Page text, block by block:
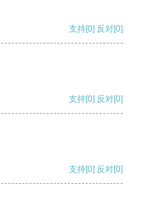
支持[0] 反对[0]
支持[0] 反对[0]
支持[0] 反对[0]